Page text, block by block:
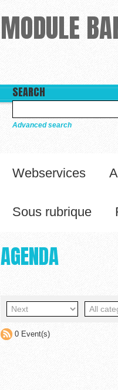
MODULE
SEARCH
Advanced search
Webservices
Sous rubrique
AGENDA
0 Event(s)